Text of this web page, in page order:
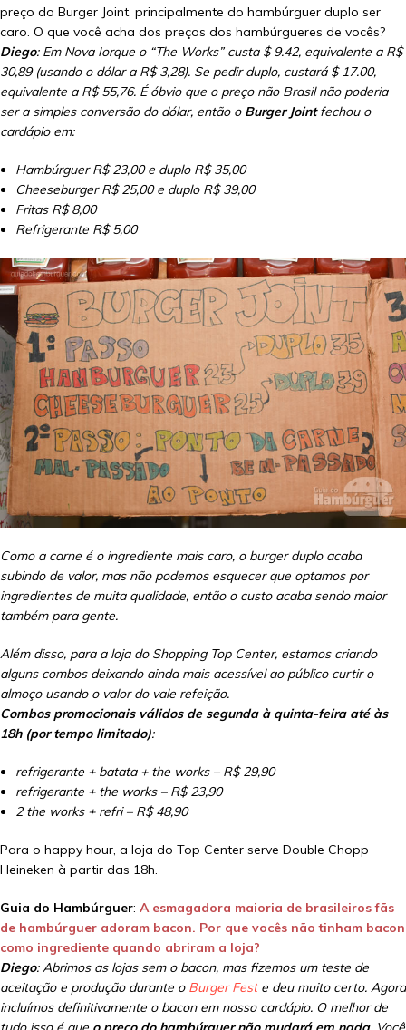
preço do Burger Joint, principalmente do hambúrguer duplo ser
caro. O que você acha dos preços dos hambúrgueres de vocês?
Diego: Em Nova Iorque o “The Works” custa $ 9.42, equivalente a R$
30,89 (usando o dólar a R$ 3,28). Se pedir duplo, custará $ 17.00,
equivalente a R$ 55,76. É óbvio que o preço não Brasil não poderia
ser a simples conversão do dólar, então o Burger Jointfechou o
cardápio em:
Hambúrguer R$ 23,00 e duplo R$ 35,00
Cheeseburger R$ 25,00 e duplo R$ 39,00
Fritas R$ 8,00
Refrigerante R$ 5,00
Como a carne é o ingrediente mais caro, o burger duplo acaba
subindo de valor, mas não podemos esquecer que optamos por
ingredientes de muita qualidade, então o custo acaba sendo maior
também para gente.
Além disso, para a loja do Shopping Top Center, estamos criando
alguns combos deixando ainda mais acessível ao público curtir o
almoço usando o valor do vale refeição.
Combos promocionais válidos de segunda à quinta-feira até às
18h (por tempo limitado):
refrigerante + batata + the works – R$ 29,90
refrigerante + the works – R$ 23,90
2 the works + refri – R$ 48,90
Para o happy hour, a loja do Top Center serve Double Chopp
Heineken ​à partir das 18h.
Guia do Hambúrguer: A esmagadora maioria de brasileiros fãs
de hambúrguer adoram bacon. Por que vocês não tinham bacon
como ingrediente quando abriram a loja?
Diego: Abrimos as lojas sem o bacon, mas fizemos um teste de
aceitação e produção durante o Burger Feste deu muito certo. Agora
incluímos definitivamente o bacon em nosso cardápio. O melhor de